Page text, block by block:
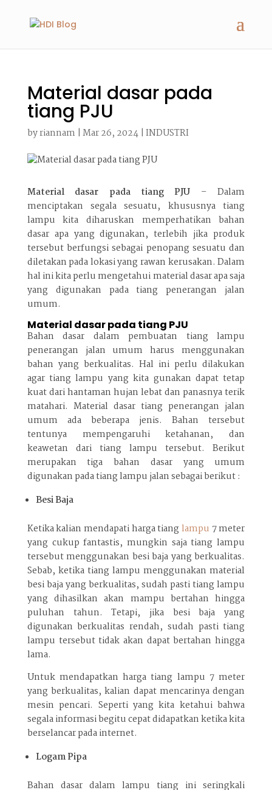
Material dasar pada
tiang PJU
byriannam | Mar 26, 2024| INDUSTRI
Material dasar pada tiang PJU – Dalam
menciptakan segala sesuatu, khususnya tiang
lampu kita diharuskan memperhatikan bahan
dasar apa yang digunakan, terlebih jika produk
tersebut berfungsi sebagai penopang sesuatu dan
diletakan pada lokasi yang rawan kerusakan. Dalam
hal ini kita perlu mengetahui material dasar apa saja
yang digunakan pada tiang penerangan jalan
umum.
Material dasar pada tiang PJU
Bahan dasar dalam pembuatan tiang lampu
penerangan jalan umum harus menggunakan
bahan yang berkualitas. Hal ini perlu dilakukan
agar tiang lampu yang kita gunakan dapat tetap
kuat dari hantaman hujan lebat dan panasnya terik
matahari. Material dasar tiang penerangan jalan
umum ada beberapa jenis. Bahan tersebut
tentunya mempengaruhi ketahanan, dan
keawetan dari tiang lampu tersebut. Berikut
merupakan tiga bahan dasar yang umum
digunakan pada tiang lampu jalan sebagai berikut :
Besi Baja
Ketika kalian mendapati harga tianglampu 7 meter
yang cukup fantastis, mungkin saja tiang lampu
tersebut menggunakan besi baja yang berkualitas.
Sebab, ketika tiang lampu menggunakan material
besi baja yang berkualitas, sudah pasti tiang lampu
yang dihasilkan akan mampu bertahan hingga
puluhan tahun. Tetapi, jika besi baja yang
digunakan berkualitas rendah, sudah pasti tiang
lampu tersebut tidak akan dapat bertahan hingga
lama.
Untuk mendapatkan harga tiang lampu 7 meter
yang berkualitas, kalian dapat mencarinya dengan
mesin pencari. Seperti yang kita ketahui bahwa
segala informasi begitu cepat didapatkan ketika kita
berselancar pada internet.
Logam Pipa
Bahan dasar dalam lampu tiang ini seringkali